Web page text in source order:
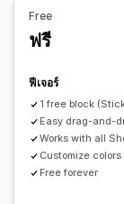
Free
ฟรี
ฟีเจอร์
1 free block
Easy drag-and-
Works with all
Customize
Free forever